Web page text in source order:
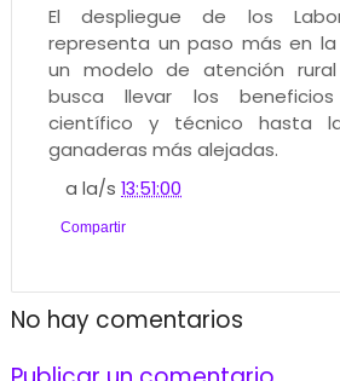
El despliegue de los
representa un paso más en
un modelo de atención
busca llevar los
científico y técnico hasta
ganaderas más alejadas.
a la/s13:51:00
Compartir
No hay comentarios